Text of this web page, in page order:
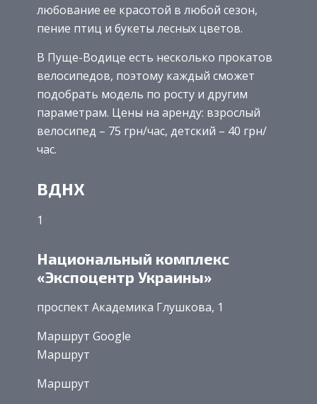
любование ее красотой в любой сезон,
пение птиц и букеты лесных цветов.
В Пуще-Водице есть несколько прокатов
велосипедов, поэтому каждый сможет
подобрать модель по росту и другим
параметрам. Цены на аренду: взрослый
велосипед – 75 грн/час, детский – 40 грн/
час.
ВДНХ
1
Национальный комплекс
«Экспоцентр Украины»
проспект Академика Глушкова, 1
Маршрут Google
Маршрут
Маршрут